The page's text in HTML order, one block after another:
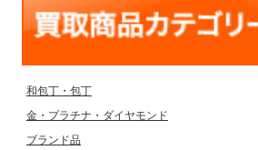
和包丁・包丁
金・プラチナ・ダイヤモンド
ブランド品